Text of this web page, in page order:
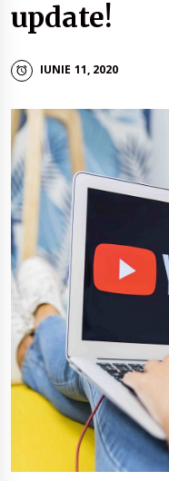
update!
IUNIE 11, 2020